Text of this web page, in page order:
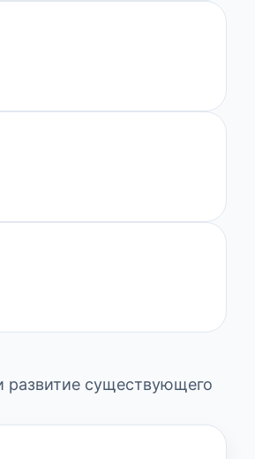
развитие существующего